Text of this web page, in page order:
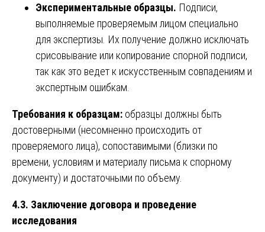
Экспериментальные образцы. Подписи,
выполняемые проверяемым лицом специально
для экспертизы. Их получение должно исключать
срисовывание или копирование спорной подписи,
так как это ведет к искусственным совпадениям и
экспертным ошибкам.
Требования к образцам: образцы должны быть
достоверными (несомненно происходить от
проверяемого лица), сопоставимыми (близки по
времени, условиям и материалу письма к спорному
документу) и достаточными по объему.
4.3. Заключение договора и проведение
исследования